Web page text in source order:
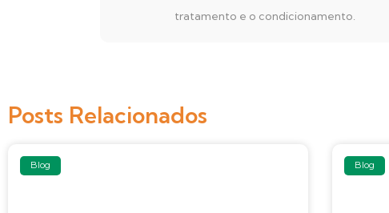
tratamento e o condicionamento.
Posts Relacionados
Blog Blog